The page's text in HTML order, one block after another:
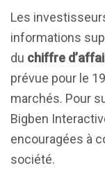
Les
informations
du chiffre
prévue pour le
marchés. Pour
Bigben
encouragées à
société.